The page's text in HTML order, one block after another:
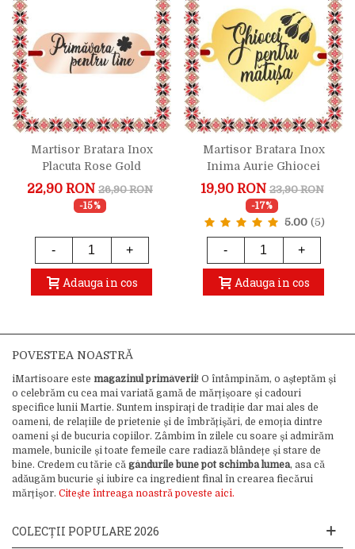
Martisor Bratara Inox
Placuta Rose Gold
Primavara Pentru Tine
22,90 RON 26,90 RON
-15%
- +
Adauga in cos
Martisor Bratara Inox
Inima Aurie Ghiocei
Pentru Matusa
19,90 RON 23,90 RON
-17%
5.00 (5)
- +
Adauga in cos
POVESTEA NOASTRĂ
iMartisoare este magazinul primăverii! O întâmpinăm, o așteptăm și
o celebrăm cu cea mai variată gamă de mărțișoare și cadouri
specifice lunii Martie. Suntem inspirați de tradiție dar mai ales de
oameni, de relațiile de prietenie și de îmbrățișări, de emoția dintre
oameni și de bucuria copiilor. Zâmbim în zilele cu soare și admirăm
mamele, bunicile și toate femeile care radiază blândețe și stare de
bine. Credem cu tărie că gândurile bune pot schimba lumea, asa că
adăugăm bucurie și iubire ca ingredient final în crearea fiecărui
mărțișor. Citește întreaga noastră poveste aici.
COLECȚII POPULARE 2026